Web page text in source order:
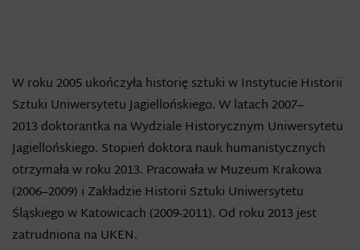
W roku 2005 ukończyła historię sztuki w Instytucie Historii
Sztuki Uniwersytetu Jagiellońskiego. W latach 2007–
2013 doktorantka na Wydziale Historycznym Uniwersytetu
Jagiellońskiego. Stopień doktora nauk humanistycznych
otrzymała w roku 2013. Pracowała w Muzeum Krakowa
(2006–2009) i Zakładzie Historii Sztuki Uniwersytetu
Śląskiego w Katowicach (2009-2011). Od roku 2013 jest
zatrudniona na UKEN.